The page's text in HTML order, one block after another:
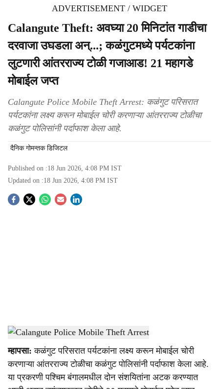
ADVERTISEMENT / WIDGET
Calangute Theft: अवघ्या 20 मिनिटांत गाडीचा
दरवाजा उघडला अन्...; कळंगुटमध्ये पर्यटकांना
लुटणारी आंतरराज्य टोळी गजाआड! 21 महागडे
मोबाईल जप्त
Calangute Police Mobile Theft Arrest: कळंगुट परिसरात
पर्यटकांना लक्ष्य करून मोबाईल चोरी करणाऱ्या आंतरराज्य टोळीचा
कळंगुट पोलिसांनी पर्दाफाश केला आहे.
दैनिक गोमन्तक डिजिटल
Published on :18 Jun 2026, 4:08 PM IST
Updated on :18 Jun 2026, 4:08 PM IST
S
a
r
Calangute Police Mobile Theft Arrest-Dainik Gomantak
म्हापसा: कळंगुट परिसरात पर्यटकांना लक्ष्य करून मोबाईल चोरी
करणाऱ्या आंतरराज्य टोळीचा कळंगुट पोलिसांनी पर्दाफाश केला आहे.
या प्रकरणी पश्चिम बंगालमधील दोन संशयितांना अटक करण्यात